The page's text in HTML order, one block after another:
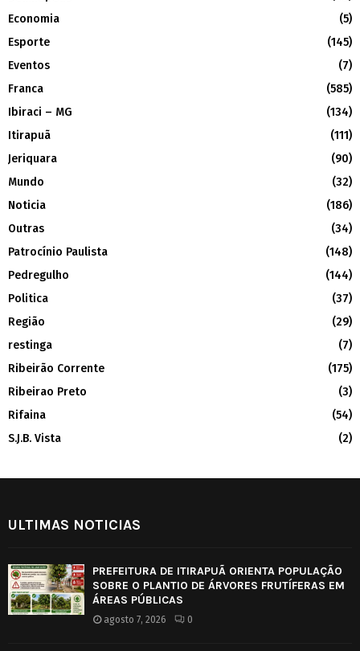
Economia
(5)
Esporte
(145)
Eventos
(7)
Franca
(585)
Ibiraci – MG
(134)
Itirapuã
(111)
Jeriquara
(90)
Mundo
(32)
Noticia
(186)
Outras
(34)
Patrocínio Paulista
(148)
Pedregulho
(144)
Politica
(37)
Região
(29)
restinga
(7)
Ribeirão Corrente
(175)
Ribeirao Preto
(3)
Rifaina
(54)
S.J.B. Vista
(2)
ULTIMAS NOTICIAS
PREFEITURA DE ITIRAPUÃ ORIENTA POPULAÇÃO
SOBRE O PLANTIO DE ÁRVORES FRUTÍFERAS EM
ÁREAS PÚBLICAS
agosto 7, 2026 0